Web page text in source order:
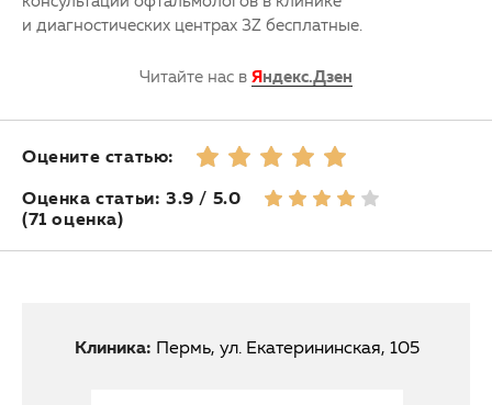
и диагностических центрах 3Z бесплатные.
Читайте нас в Яндекс.Дзен
Оцените статью:
Оценка статьи: 3.9 / 5.0
(71 оценка)
Клиника: Пермь, ул. Екатерининская, 105